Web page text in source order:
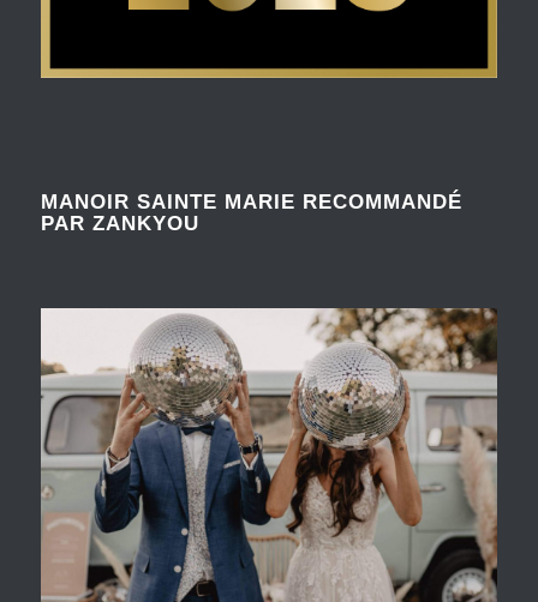
MANOIR SAINTE MARIE RECOMMANDÉ
PAR ZANKYOU